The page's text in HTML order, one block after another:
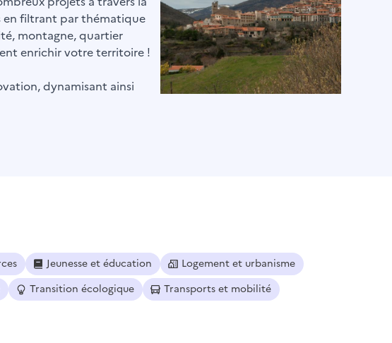
en filtrant par thématique
montagne, quartier
enrichir votre territoire !
dynamisant ainsi
Jeunesse et éducation
Logement et urbanisme
Transition écologique Transports et mobilité